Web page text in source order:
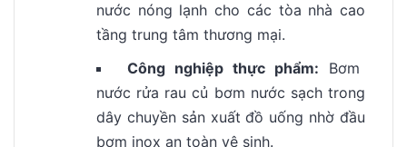
nước nóng lạnh cho các tòa nhà cao
tầng trung tâm thương mại.
Công nghiệp thực phẩm: Bơm
nước rửa rau củ bơm nước sạch trong
dây chuyền sản xuất đồ uống nhờ đầu
bơm inox an toàn vệ sinh.